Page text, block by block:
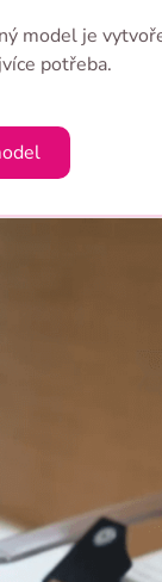
model je
potřeba.